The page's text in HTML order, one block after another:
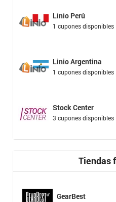
Linio Perú
1 cupones disponibles
Linio Argentina
1 cupones disponibles
Stock Center
3 cupones disponibles
Tiendas
GearBest